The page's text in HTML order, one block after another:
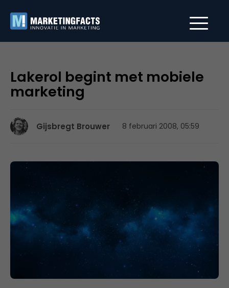
Lakerol begint met mobiele
marketing
Gijsbregt Brouwer 8 februari 2008, 05:59